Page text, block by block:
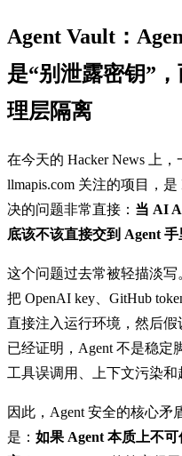
Agent Vault：
是“别泄露密钥”
理层隔离
在今天的 Hacker News 上
llmapis.com 关注的项目，是
决的问题非常直接： 当 AI
底该不该直接交到 Agent 手
这个问题过去常被轻描淡写
把 OpenAI key、GitHub
直接注入运行环境，然后
已经证明，Agent 不是稳定
工具误调用、上下文污染和
因此，Agent 安全的核心矛
是： 如果 Agent 本质上不